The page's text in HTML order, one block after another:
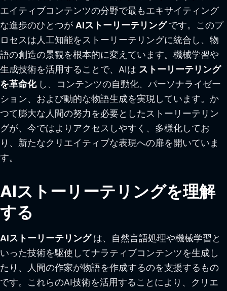
エイティブコンテンツの分野で最もエキサイティング
な進歩のひとつが AIストーリーテリングです。このプ
ロセスは人工知能をストーリーテリングに統合し、物
語の創造の景観を根本的に変えています。機械学習や
生成技術を活用することで、AIは ストーリーテリング
を革命化 し、コンテンツの自動化、パーソナライゼー
ション、および動的な物語生成を実現しています。か
つて膨大な人間の努力を必要としたストーリーテリン
グが、今ではよりアクセスしやすく、多様化してお
り、新たなクリエイティブな表現への扉を開いていま
す。
AIストーリーテリングを理解
する
AIストーリーテリングは、自然言語処理や機械学習と
いった技術を駆使してナラティブコンテンツを生成し
たり、人間の作家が物語を作成するのを支援するもの
です。これらのAI技術を活用することにより、クリエ